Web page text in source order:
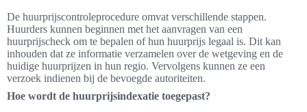
De huurprijscontroleprocedure omvat verschillende stappen.
Huurders kunnen beginnen met het aanvragen van een
huurprijscheck om te bepalen of hun huurprijs legaal is. Dit kan
inhouden dat ze informatie verzamelen over de wetgeving en de
huidige huurprijzen in hun regio. Vervolgens kunnen ze een
verzoek indienen bij de bevoegde autoriteiten.
Hoe wordt de huurprijsindexatie toegepast?